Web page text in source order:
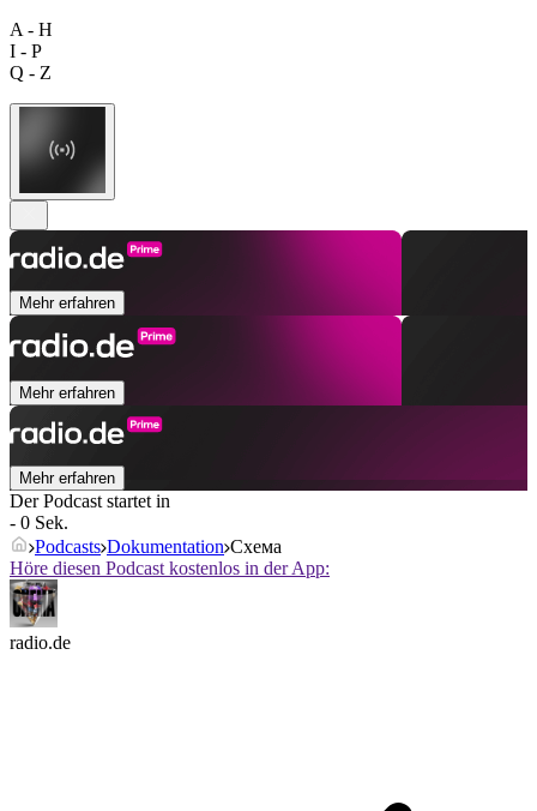
A - H
I - P
Q - Z
Mehr erfahren
Mehr erfahren
Mehr erfahren
Der Podcast startet in
- 0 Sek.
Podcasts Dokumentation Схема
Höre diesen Podcast kostenlos in der App:
radio.de